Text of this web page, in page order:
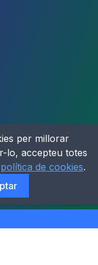
per millorar
lo, accepteu totes
política de cookies.